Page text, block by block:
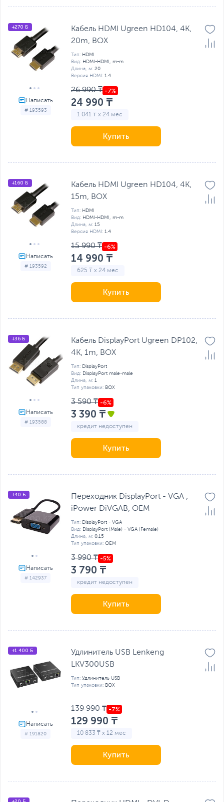
# 193593
+270 Б
Кабель HDMI Ugreen HD104, 4K,
20m, BOX
Тип: HDMI
Вид: HDMI-HDMI, m-m
Длина, м: 20
Версия HDMI: 1.4
26 990 ₸
24 990 ₸
1 041 ₸ x 24 мес
Купить
# 193592
+160 Б
Кабель HDMI Ugreen HD104, 4K,
15m, BOX
Тип: HDMI
Вид: HDMI-HDMI, m-m
Длина, м: 15
Версия HDMI: 1.4
15 990 ₸
14 990 ₸
625 ₸ x 24 мес
Купить
# 193588
+36 Б
Кабель DisplayPort Ugreen DP102,
4K, 1m, BOX
Тип: DisplayPort
Вид: DisplayPort male-male
Длина, м: 1
Тип упаковки: BOX
3 590 ₸
3 390 ₸
кредит недоступен
Купить
# 142937
+40 Б
Переходник DisplayPort - VGA ,
iPower DiVGAB, OEM
Тип: DisplayPort - VGA
Вид: DisplayPort (Male) - VGA (Female)
Длина, м: 0.15
Тип упаковки: OEM
3 990 ₸
3 790 ₸
кредит недоступен
Купить
# 191820
+1 400 Б
Удлинитель USB Lenkeng
LKV300USB
Тип: Удлинитель USB
Тип упаковки: BOX
139 990 ₸
129 990 ₸
10 833 ₸ x 12 мес
Купить